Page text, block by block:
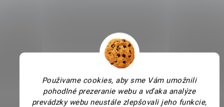
Použivame cookies, aby sme Vám umožnili
pohodlné prezeranie webu a vďaka analýze
prevádzky webu neustále zlepšovali jeho funkcie,